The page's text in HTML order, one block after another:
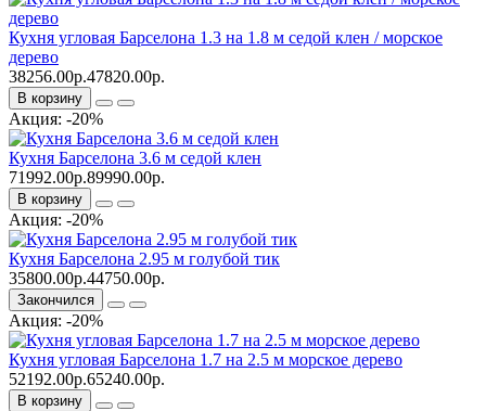
Кухня угловая Барселона 1.3 на 1.8 м седой клен / морское
дерево
38256.00р.47820.00р.
В корзину
Акция: -20%
Кухня Барселона 3.6 м седой клен
71992.00р.89990.00р.
В корзину
Акция: -20%
Кухня Барселона 2.95 м голубой тик
35800.00р.44750.00р.
Закончился
Акция: -20%
Кухня угловая Барселона 1.7 на 2.5 м морское дерево
52192.00р.65240.00р.
В корзину